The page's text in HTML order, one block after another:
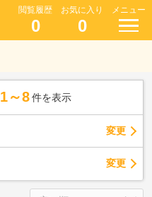
閲覧履歴
0
お気に入り
0
メニュー
1～8 件を表示
変更
変更